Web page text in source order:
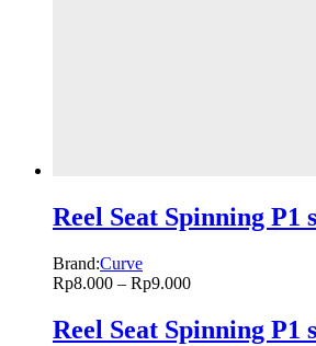
Reel Seat Spinning P1
Brand:Curve
Rp8.000 – Rp9.000
Reel Seat Spinning P1